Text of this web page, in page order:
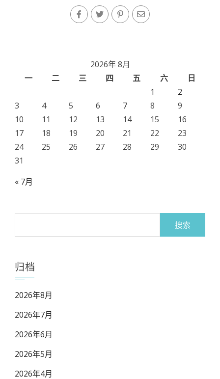
2026年 8月
一
二 三 四 五 六
日
1
2
3
4 5 6 7 8
9
10
11 12 13 14 15
16
17
18 19 20 21 22
23
24
25 26 27 28 29
30
31
« 7月
归档
2026年8月
2026年7月
2026年6月
2026年5月
2026年4月